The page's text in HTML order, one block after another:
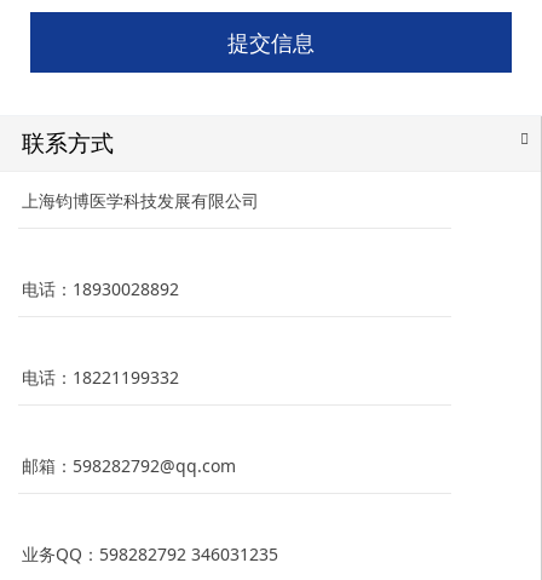
提交信息
联系方式
上海钧博医学科技发展有限公司
电话：18930028892
电话：18221199332
邮箱：598282792@qq.com
业务QQ：598282792 346031235